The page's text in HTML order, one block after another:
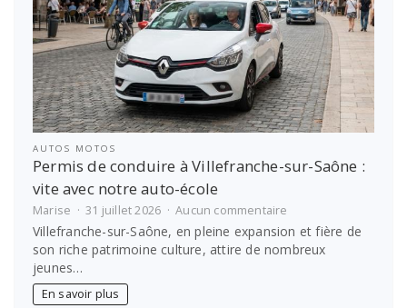
AUTOS MOTOS
Permis de conduire à Villefranche-sur-Saône :
vite avec notre auto-école
Marise 31 juillet 2026 Aucun commentaire
Permis
de
conduire
Villefranche-sur-Saône, en pleine expansion et fière de
son riche patrimoine culture, attire de nombreux
jeunes…
En savoir plus